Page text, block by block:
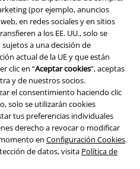
(por ejemplo, anuncios
en redes sociales y en sitios
a los EE. UU., solo se
a una decisión de
actual de la UE y que están
clic en “Aceptar cookies”, aceptas
y de nuestros socios.
el consentimiento haciendo clic
solo se utilizarán cookies
tus preferencias individuales
derecho a revocar o modificar
en Configuración Cookies.
de datos, visita Política de
del medioambiente